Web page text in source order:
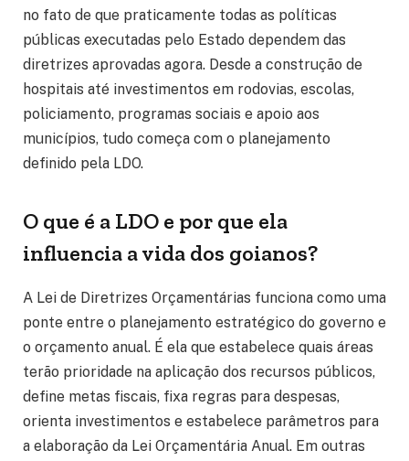
no fato de que praticamente todas as políticas
públicas executadas pelo Estado dependem das
diretrizes aprovadas agora. Desde a construção de
hospitais até investimentos em rodovias, escolas,
policiamento, programas sociais e apoio aos
municípios, tudo começa com o planejamento
definido pela LDO.
O que é a LDO e por que ela
influencia a vida dos goianos?
A Lei de Diretrizes Orçamentárias funciona como uma
ponte entre o planejamento estratégico do governo e
o orçamento anual. É ela que estabelece quais áreas
terão prioridade na aplicação dos recursos públicos,
define metas fiscais, fixa regras para despesas,
orienta investimentos e estabelece parâmetros para
a elaboração da Lei Orçamentária Anual. Em outras